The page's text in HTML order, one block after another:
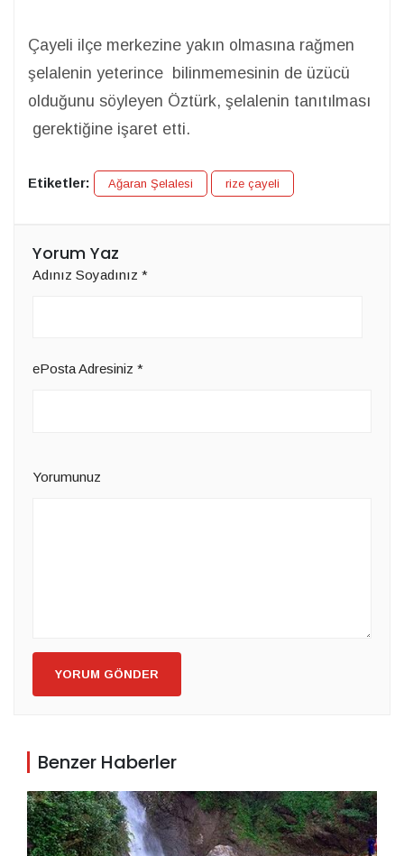
Çayeli ilçe merkezine yakın olmasına rağmen
şelalenin yeterince bilinmemesinin de üzücü
olduğunu söyleyen Öztürk, şelalenin tanıtılması
gerektiğine işaret etti.
Etiketler: Ağaran Şelalesi rize çayeli
Yorum Yaz
Adınız Soyadınız *
ePosta Adresiniz *
Yorumunuz
YORUM GÖNDER
Benzer Haberler